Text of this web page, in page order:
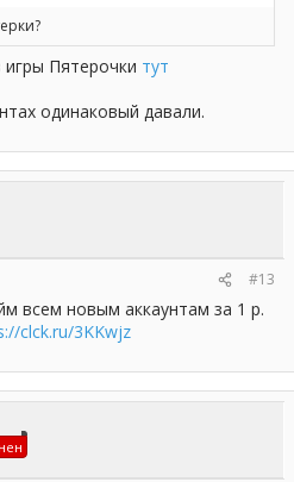
игры Пятерочки тут
одинаковый давали.
#13
всем новым аккаунтам за 1 р.
clck.ru/3KKwjz